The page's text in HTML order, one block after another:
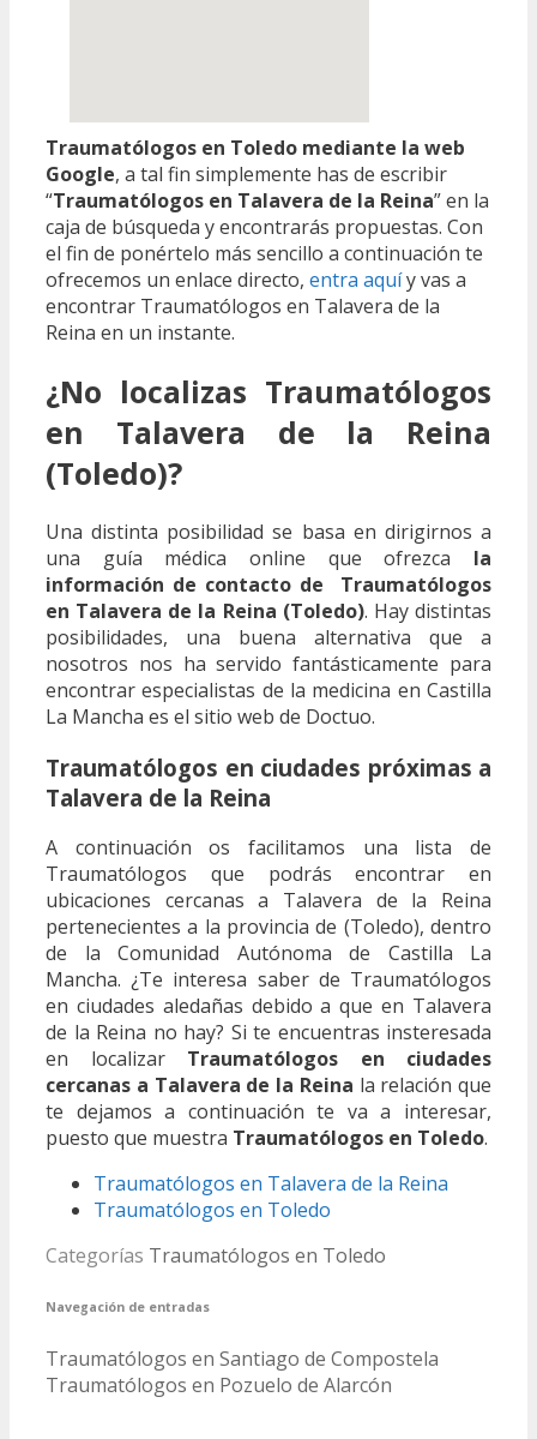
Traumatólogos en Toledo mediante la web
Google, a tal fin simplemente has de escribir
“Traumatólogos en Talavera de la Reina” en la
caja de búsqueda y encontrarás propuestas. Con
el fin de ponértelo más sencillo a continuación te
ofrecemos un enlace directo, entra aquíy vas a
encontrar Traumatólogos en Talavera de la
Reina en un instante.
¿No localizas Traumatólogos
en Talavera de la Reina
(Toledo)?
Una distinta posibilidad se basa en dirigirnos a
una guía médica online que ofrezca la
información de contacto de Traumatólogos
en Talavera de la Reina (Toledo). Hay distintas
posibilidades, una buena alternativa que a
nosotros nos ha servido fantásticamente para
encontrar especialistas de la medicina en Castilla
La Mancha es el sitio web de Doctuo.
Traumatólogos en ciudades próximas a
Talavera de la Reina
A continuación os facilitamos una lista de
Traumatólogos que podrás encontrar en
ubicaciones cercanas a Talavera de la Reina
pertenecientes a la provincia de (Toledo), dentro
de la Comunidad Autónoma de Castilla La
Mancha. ¿Te interesa saber de Traumatólogos
en ciudades aledañas debido a que en Talavera
de la Reina no hay? Si te encuentras insteresada
en localizar Traumatólogos en ciudades
cercanas a Talavera de la Reina la relación que
te dejamos a continuación te va a interesar,
puesto que muestra Traumatólogos en Toledo.
Traumatólogos en Talavera de la Reina
Traumatólogos en Toledo
Categorías Traumatólogos en Toledo
Navegación de entradas
Traumatólogos en Santiago de Compostela
Traumatólogos en Pozuelo de Alarcón